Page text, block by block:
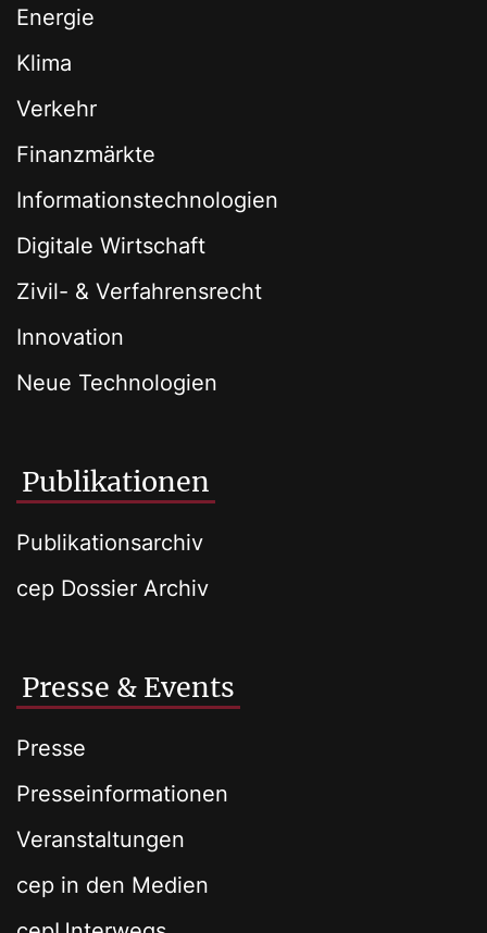
Energie
Klima
Verkehr
Finanzmärkte
Informationstechnologien
Digitale Wirtschaft
Zivil- & Verfahrensrecht
Innovation
Neue Technologien
Publikationen
Publikationsarchiv
cep Dossier Archiv
Presse & Events
Presse
Presseinformationen
Veranstaltungen
cep in den Medien